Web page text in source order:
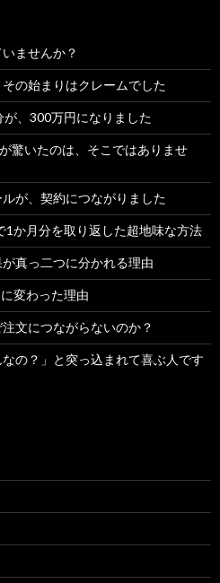
ませんか？
の始まりはクレームでした
、300万円になりました
驚いたのは、そこではありませ
が、契約につながりました
か月分を取り返した超地味な方法
真っ二つに分かれる理由
変わった理由
文につながらないのか？
の？」と突っ込まれて喜ぶ人です